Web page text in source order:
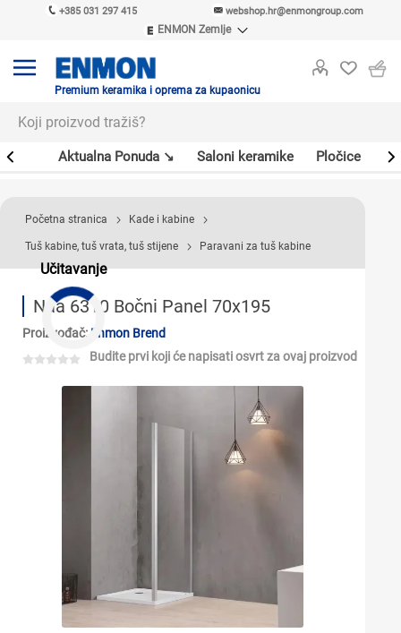
+385 031 297 415 webshop.hr@enmongroup.com
ENMON Zemlje
ENMON MKD
Premium keramika i oprema za kupaonicu
Aktualna Ponuda ↘ Saloni keramike Pločice
Učitavanje
Početna stranica Kade i kabine
Tuš kabine, tuš vrata, tuš stijene Paravani za tuš kabine
Naa 6310 Bočni Panel 70x195
Proizvođač: Enmon Brend
Budite prvi koji će napisati osvrt za ovaj proizvod